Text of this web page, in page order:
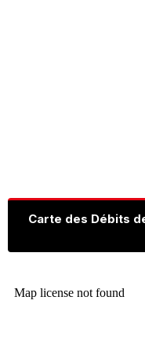
Carte des Débits